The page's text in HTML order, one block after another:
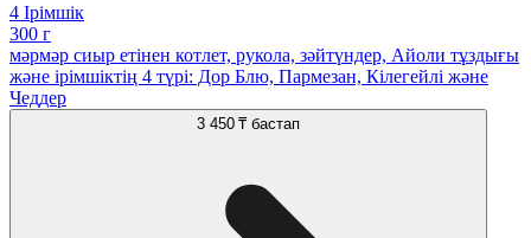
4 Iрімшік
300 г
мəрмəр сиыр етінен котлет, рукола, зəйтүндер, Айоли тұздығы
жəне ірімшіктің 4 түрі: Дор Блю, Пармезан, Кілегейлі жəне
Чеддер
3 450 ₸ бастап